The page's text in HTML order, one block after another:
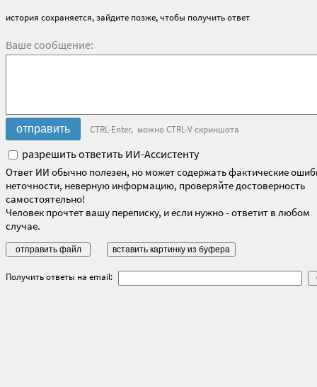
история сохраняется, зайдите позже, чтобы получить ответ
Ваше сообщение:
CTRL-Enter, можно CTRL-V скриншота
разрешить ответить ИИ-Ассистенту
Ответ ИИ обычно полезен, но может содержать фактические
неточности, неверную информацию, проверяйте достоверность
самостоятельно!
Человек прочтет вашу переписку, и если нужно - ответит в любом
случае.
Получить ответы на email: